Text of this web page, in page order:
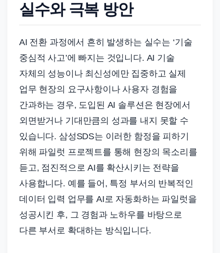
실수와 극복 방안
AI 전환 과정에서 흔히 발생하는 실수는 ‘기술
중심적 사고’에 빠지는 것입니다. AI 기술
자체의 성능이나 최신성에만 집중하고 실제
업무 현장의 요구사항이나 사용자 경험을
간과하는 경우, 도입된 AI 솔루션은 현장에서
외면받거나 기대만큼의 성과를 내지 못할 수
있습니다. 삼성SDS는 이러한 함정을 피하기
위해 파일럿 프로젝트를 통해 현장의 목소리를
듣고, 점진적으로 AI를 확산시키는 전략을
사용합니다. 예를 들어, 특정 부서의 반복적인
데이터 입력 업무를 AI로 자동화하는 파일럿을
성공시킨 후, 그 경험과 노하우를 바탕으로
다른 부서로 확대하는 방식입니다.